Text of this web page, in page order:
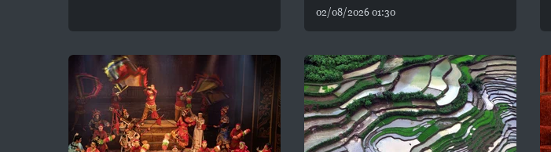
02/08/2026 01:30